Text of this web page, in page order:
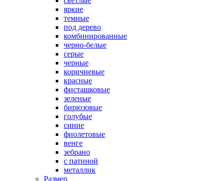
яркие
темные
под дерево
комбинированные
черно-белые
серые
черные
коричневые
красные
фисташковые
зеленые
бирюзовые
голубые
синие
фиолетовые
венге
зебрано
с патиной
металлик
Размер